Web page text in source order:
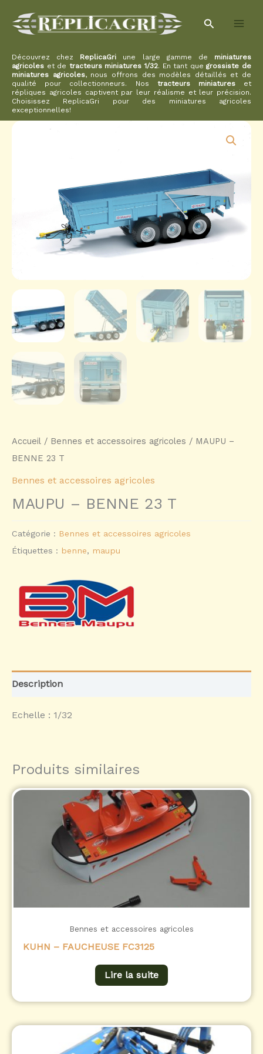
Rechercher
Découvrez chez ReplicaGri une large gamme de miniatures
agricoles et de tracteurs miniatures 1/32. En tant quegrossiste de
miniatures agricoles, nous offrons des modèles détaillés et de
qualité pour collectionneurs. Nos tracteurs miniatureset
répliques agricoles captivent par leur réalisme et leur précision.
Choisissez ReplicaGri pour des miniatures agricoles
exceptionnelles!
Accueil / Bennes et accessoires agricoles / MAUPU –
BENNE 23 T
Bennes et accessoires agricoles
MAUPU – BENNE 23 T
Catégorie : Bennes et accessoires agricoles
Étiquettes : benne, maupu
Description
Echelle : 1/32
Produits similaires
Bennes et accessoires agricoles
KUHN – FAUCHEUSE FC3125
Lire la suite